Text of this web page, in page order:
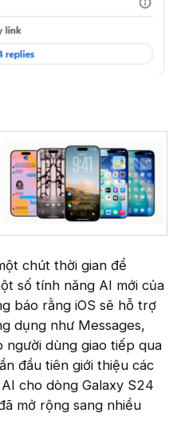
chút thời gian để
số tính năng AI mới của
báo rằng iOS sẽ hỗ trợ
dụng như Messages,
người dùng giao tiếp qua
đầu tiên giới thiệu các
cho dòng Galaxy S24
mở rộng sang nhiều